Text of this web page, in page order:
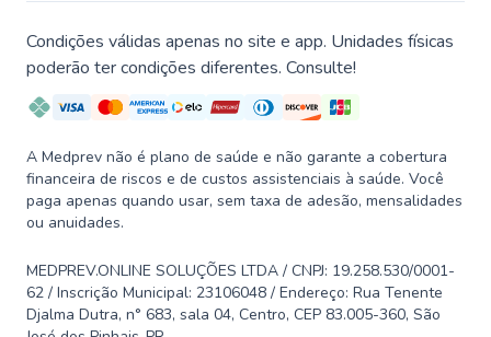
Condições válidas apenas no site e app. Unidades físicas
poderão ter condições diferentes. Consulte!
A Medprev não é plano de saúde e não garante a cobertura
financeira de riscos e de custos assistenciais à saúde. Você
paga apenas quando usar, sem taxa de adesão, mensalidades
ou anuidades.
MEDPREV.ONLINE SOLUÇÕES LTDA / CNPJ: 19.258.530/0001-
62 / Inscrição Municipal: 23106048 / Endereço: Rua Tenente
Djalma Dutra, n° 683, sala 04, Centro, CEP 83.005-360, São